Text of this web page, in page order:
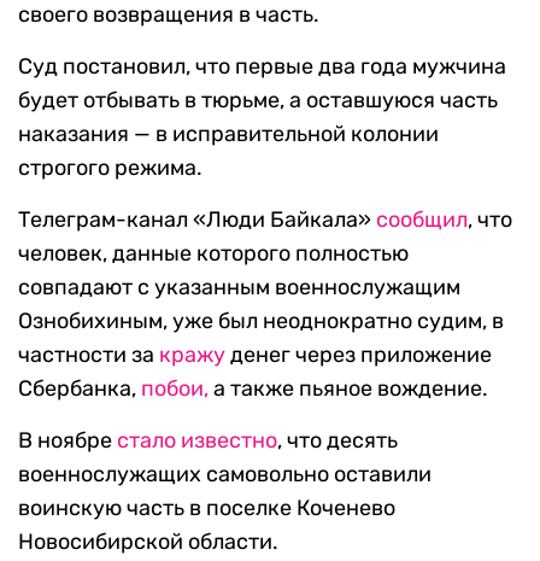
своего возвращения в часть.
Суд постановил, что первые два года мужчина
будет отбывать в тюрьме, а оставшуюся часть
наказания — в исправительной колонии
строгого режима.
Телеграм-канал «Люди Байкала» сообщил, что
человек, данные которого полностью
совпадают с указанным военнослужащим
Ознобихиным, уже был неоднократно судим, в
частности за кражуденег через приложение
Сбербанка, побои,а также пьяное вождение.
В ноябре стало известно, что десять
военнослужащих самовольно оставили
воинскую часть в поселке Коченево
Новосибирской области.